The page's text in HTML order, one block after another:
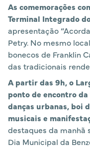
As comemorações
Terminal Integrado
apresentação
Petry. No mesmo
bonecos de Franklin
das tradicionais
A partir das 9h, o
ponto de encontro
danças urbanas, boi
musicais e
destaques da manhã
Dia Municipal da